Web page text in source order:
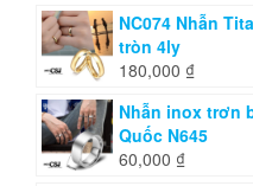
NC074 Nhẫn
tròn 4ly
180,000 ₫
Nhẫn inox trơn
Quốc N645
60,000 ₫